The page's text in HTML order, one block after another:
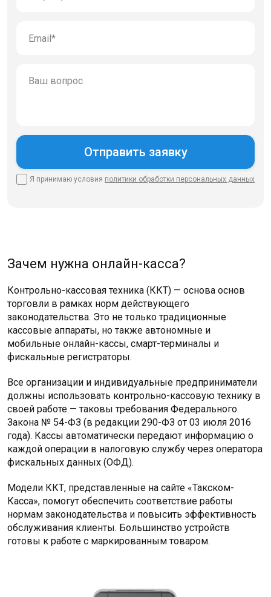
Я принимаю условия политики обработки персональных данных
Зачем нужна онлайн-касса?
Контрольно-кассовая техника (ККТ) — основа основ
торговли в рамках норм действующего
законодательства. Это не только традиционные
кассовые аппараты, но также автономные и
мобильные онлайн-кассы, смарт-терминалы и
фискальные регистраторы.
Все организации и индивидуальные предприниматели
должны использовать контрольно-кассовую технику в
своей работе — таковы требования Федерального
Закона № 54-ФЗ (в редакции 290-ФЗ от 03 июля 2016
года). Кассы автоматически передают информацию о
каждой операции в налоговую службу через оператора
фискальных данных (ОФД).
Модели ККТ, представленные на сайте «Такском-
Касса», помогут обеспечить соответствие работы
нормам законодательства и повысить эффективность
обслуживания клиенты. Большинство устройств
готовы к работе с маркированным товаром.